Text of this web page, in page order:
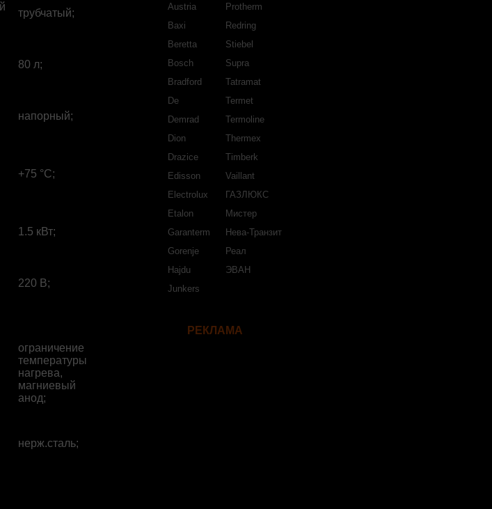
трубчатый;
80 л;
напорный;
+75 °С;
1.5 кВт;
220 В;
ограничение
температуры
нагрева,
магниевый
анод;
нерж.сталь;
Austria
Baxi
Beretta
Bosch
Bradford
De
Demrad
Dion
Drazice
Edisson
Electrolux
Etalon
Garanterm
Gorenje
Hajdu
Junkers
Protherm
Redring
Stiebel
Supra
Tatramat
Termet
Termoline
Thermex
Timberk
Vaillant
ГАЗЛЮКС
Мистер
Нева-Транзит
Реал
ЭВАН
РЕКЛАМА